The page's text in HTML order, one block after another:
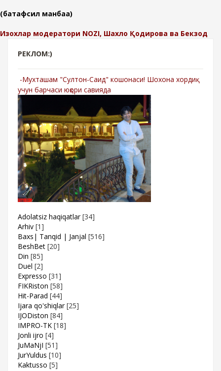
(батафсил манбаа)
Изохлар модератори NOZI, Шахло Қодирова ва Бекзод
РЕКЛОМ:)
-Мухташам "Султон-Саид" кошонаси! Шохона хордиқ
учун барчаси юқори савияда
Adolatsiz haqiqatlar [34]
Arhiv [1]
Baxs| Tanqid | Janjal [516]
BeshBet [20]
Din [85]
Duel [2]
Expresso [31]
FIKRiston [58]
Hit-Parad [44]
Ijara qo'shiqlar [25]
IJODiston [84]
IMPRO-TK [18]
Jonli ijro [4]
JuMaNjI [51]
JurYuldus [10]
Kaktusso [5]